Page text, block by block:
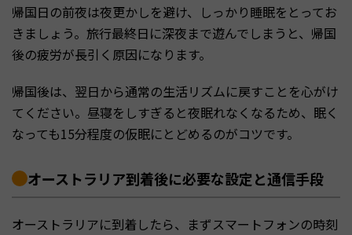
帰国日の前夜は夜更かしを避け、しっかり睡眠をとってお
きましょう。旅行最終日に深夜まで遊んでしまうと、帰国
後の疲労が長引く原因になります。
帰国後は、翌日から通常の生活リズムに戻すことを心がけ
てください。昼寝をしすぎると夜眠れなくなるため、眠く
なっても15分程度の仮眠にとどめるのがコツです。
オーストラリア到着後に必要な設定と通信手段
オーストラリアに到着したら、まずスマートフォンの時刻